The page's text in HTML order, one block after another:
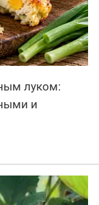
луком:
и